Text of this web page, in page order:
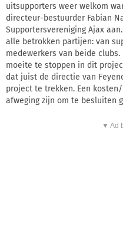
uitsupporters weer welkom
directeur-bestuurder Fabian
Supportersvereniging Ajax
alle betrokken partijen: van
medewerkers van beide
moeite te stoppen in dit
dat juist de directie van
project te trekken. Een
afweging zijn om te besluiten
▼ Ad